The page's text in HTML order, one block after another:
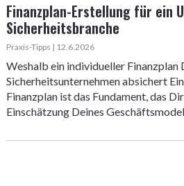
Finanzplan-Erstellung für ein
Sicherheitsbranche
Praxis-Tipps | 12.6.2026
Weshalb ein individueller Finanzplan
Sicherheitsunternehmen absichert
Finanzplan ist das Fundament, das
Einschätzung Deines